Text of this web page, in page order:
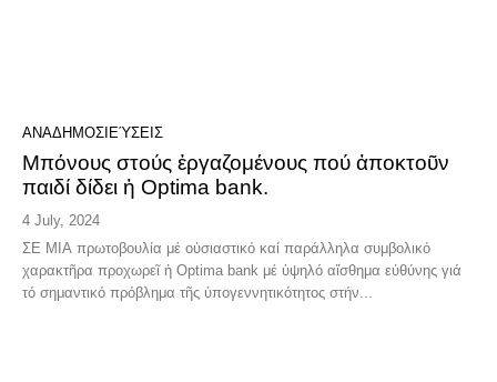
ΑΝΑΔΗΜΟΣΙΕΎΣΕΙΣ
Μπόνους στούς ἐργαζομένους πού ἀποκτοῦν
παιδί δίδει ἡ Optima bank.
4 July, 2024
ΣΕ ΜΙΑ πρωτοβουλία μέ οὐσιαστικό καί παράλληλα συμβολικό
χαρακτῆρα προχωρεῖ ἡ Optima bank μέ ὑψηλό αἴσθημα εὐθύνης γιά
τό σημαντικό πρόβλημα τῆς ὑπογεννητικότητoς στήν...